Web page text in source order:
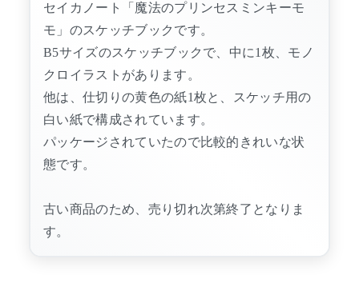
セイカノート「魔法のプリンセスミンキーモ
モ」のスケッチブックです。
B5サイズのスケッチブックで、中に1枚、モノ
クロイラストがあります。
他は、仕切りの黄色の紙1枚と、スケッチ用の
白い紙で構成されています。
パッケージされていたので比較的きれいな状
態です。
古い商品のため、売り切れ次第終了となりま
す。